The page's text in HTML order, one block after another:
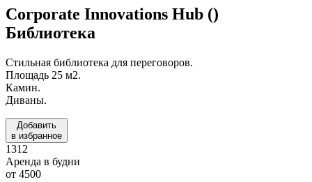
Corporate Innovations Hub ()
Библиотека
Стильная библиотека для переговоров.
Площадь 25 м2.
Камин.
Диваны.
Добавить
в избранное
1312
Аренда в будни
от 4500